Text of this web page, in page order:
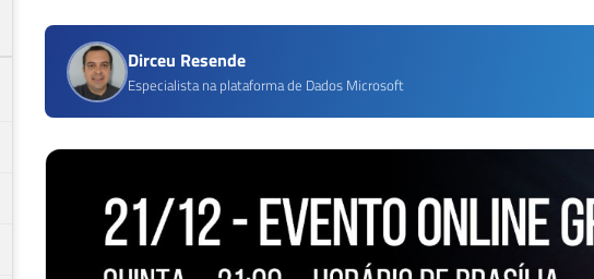
Dirceu Resende
Especialista na plataforma de Dados Microsoft